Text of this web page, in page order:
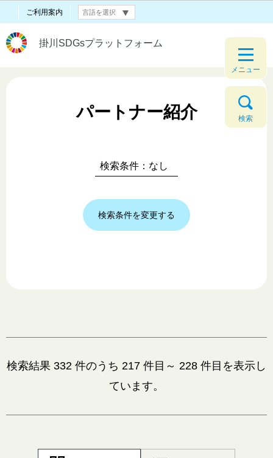
ご利用案内
掛川SDGsプラットフォーム
メニュー
検索
パートナー紹介
検索条件：なし
検索条件を変更する
検
果
検索結果 332 件のうち 217 件目～ 228 件目を表示し
ています。